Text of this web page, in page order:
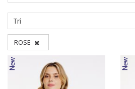
Tri
ROSE